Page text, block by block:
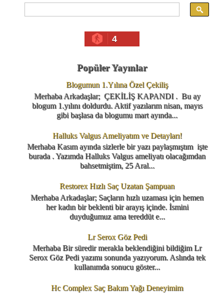
4
Popüler Yayınlar
Blogumun 1.Yılına Özel Çekiliş
Merhaba Arkadaşlar; ÇEKİLİŞ KAPANDI . Bu ay
blogum 1.yılını doldurdu. Aktif yazılarım nisan, mayıs
gibi başlasa da blogumu mart ayında...
Halluks Valgus Ameliyatım ve Detayları!
Merhaba Kasım ayında sizlerle bir yazı paylaşmıştım işte
burada . Yazımda Halluks Valgus ameliyatı olacağımdan
bahsetmiştim, 25 Aral...
Restorex Hızlı Saç Uzatan Şampuan
Merhaba Arkadaşlar; Saçların hızlı uzaması için hemen
her kadın bir beklenti bir arayış içinde. İsmini
duyduğumuz ama tereddüt e...
Lr Serox Göz Pedi
Merhaba Bir süredir merakla beklendiğini bildiğim Lr
Serox Göz Pedi yazımı sonunda yazıyorum. Aslında tek
kullanımda sonucu göster...
Hc Complex Saç Bakım Yağı Deneyimim